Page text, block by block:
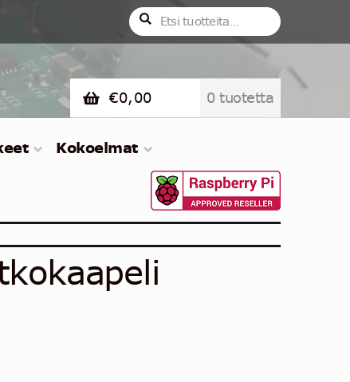
Etsi:
Haku
€0,00 0 tuotetta
Kokoelmat